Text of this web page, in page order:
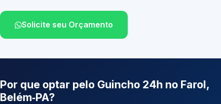
Solicite seu Orçamento
Por que optar pelo Guincho 24h no Farol,
Belém‑PA?